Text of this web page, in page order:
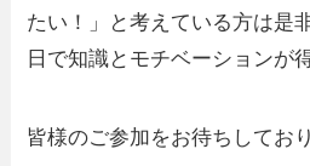
たい！」と考えている方は是
日で知識とモチベーションが
皆様のご参加をお待ちしてお